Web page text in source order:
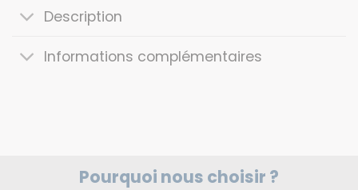
Description
Informations complémentaires
Pourquoi nous choisir ?